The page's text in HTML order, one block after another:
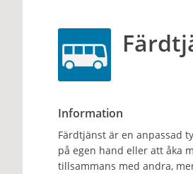
Information
Färdtjänst är en anpassad
på egen hand eller att åka
tillsammans med andra,